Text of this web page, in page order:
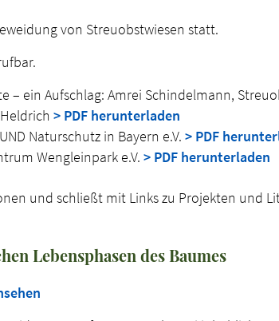
von Streuobstwiesen statt.
– ein Aufschlag: Amrei Schindelmann,
> PDF herunterladen
Naturschutz in Bayern e.V. > PDF
Wengleinpark e.V. > PDF herunterladen
und schließt mit Links zu Projekten und
Lebensphasen des Baumes